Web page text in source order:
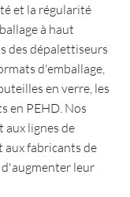
et la régularité
à haut
des dépalettiseurs
d'emballage,
en verre, les
en PEHD. Nos
lignes de
aux fabricants de
leur